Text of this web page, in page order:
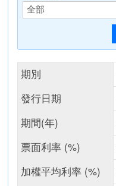
期別
發行日期
期間(年)
票面利率 (%)
加權平均利率 (%)